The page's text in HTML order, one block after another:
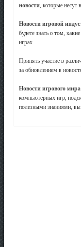
новости, которые несут
Новости игровой
будете знать о том,
играх.
Принять участие в
за обновлением в
Новости игрового мира
компьютерных игр,
полезными знаниями, вы